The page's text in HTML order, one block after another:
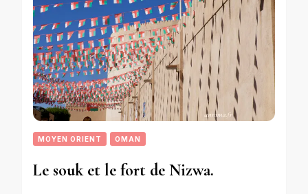
MOYEN ORIENT OMAN
Le souk et le fort de Nizwa.